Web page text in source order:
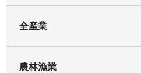
全産業
農林漁業